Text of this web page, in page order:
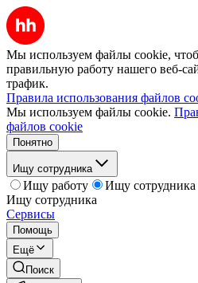
Мы используем файлы cookie,
правильную работу нашего веб-
трафик.
Правила использования файлов
Мы используем файлы cookie.
файлов cookie
Понятно
Ищу сотрудника
Ищу работу
Ищу сотрудника
Ищу сотрудника
Сервисы
Помощь
Ещё
Поиск